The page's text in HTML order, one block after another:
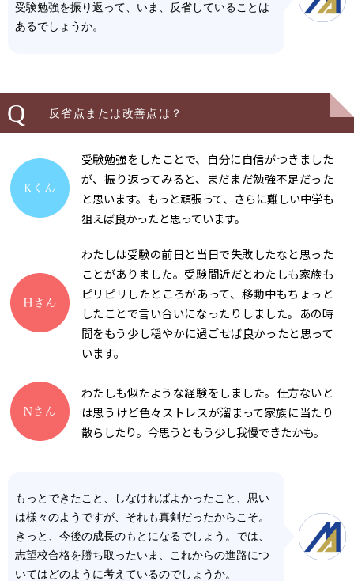
受験勉強を振り返って、いま、反省していることは
あるでしょうか。
Q 反省点または改善点は？
受験勉強をしたことで、自分に自信がつきました
が、振り返ってみると、まだまだ勉強不足だった
と思います。もっと頑張って、さらに難しい中学も
狙えば良かったと思っています。
わたしは受験の前日と当日で失敗したなと思った
ことがありました。受験間近だとわたしも家族も
ピリピリしたところがあって、移動中もちょっと
したことで言い合いになったりしました。あの時
間をもう少し穏やかに過ごせば良かったと思って
います。
わたしも似たような経験をしました。仕方ないと
は思うけど色々ストレスが溜まって家族に当たり
散らしたり。今思うともう少し我慢できたかも。
もっとできたこと、しなければよかったこと、思い
は様々のようですが、それも真剣だったからこそ。
きっと、今後の成長のもとになるでしょう。では、
志望校合格を勝ち取ったいま、これからの進路につ
いてはどのように考えているのでしょうか。